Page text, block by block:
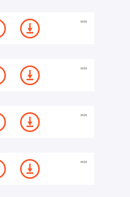
min
min
min
min